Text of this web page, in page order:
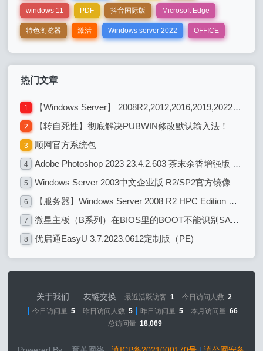
windows 11 PDF 抖音国际版 Microsoft Edge
特色浏览器 激活 Windows server 2022 OFFICE
热门文章
1 【Windows Server】 2008R2,2012,2016,2019,2022各系统版本区别
2 【转自死性】彻底解决PUBWIN修改默认输入法！
3 顺网官方系统包
4 Adobe Photoshop 2023 23.4.2.603 茶末余香增强版 图像编辑处理设计
5 Windows Server 2003中文企业版 R2/SP2官方镜像
6 【服务器】Windows Server 2008 R2 HPC Edition with Service Pack 1 (x64)
7 微星主板（B系列）在BIOS里的BOOT不能识别SATA硬盘 解决办法
8 优启通EasyU 3.7.2023.0612定制版（PE)
关于我们 友链交换 最近活跃访客 1 今日访问人数 2
今日访问量 5 昨日访问人数 5 昨日访问量 5 本月访问量 66
总访问量 18,069